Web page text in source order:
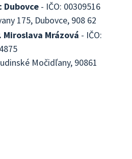
Dubovce - IČO: 00309516
175, Dubovce, 908 62
Miroslava Mrázová - IČO:
Močidľany, 90861